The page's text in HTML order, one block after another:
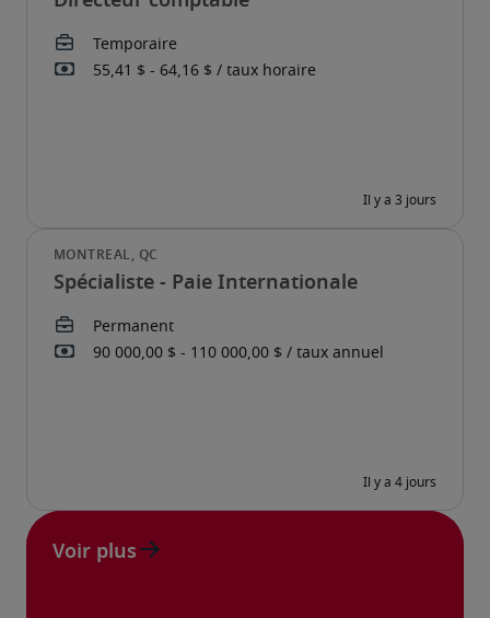
Spécialiste - Paie Internationale
Voir plus